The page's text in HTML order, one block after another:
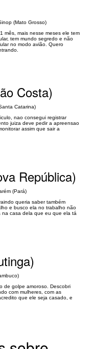
(Mato Grosso)
mês, mais nesse meses ele tem
tem mundo segredo e não
no modo avião. Quero
Costa)
Catarina)
nao consegui registrar
juiza deve pedir a apreensao
assim que sair a
República)
(Pará)
queria saber também
e busco ela no trabalho não
casa dela que eu que ela tá
de golpe amoroso. Descobri
com mulheres, com as
que ele seja casado, e